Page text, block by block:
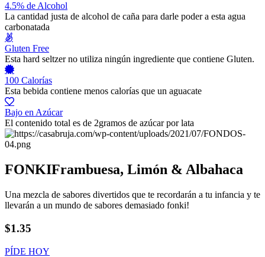
4.5% de Alcohol
La cantidad justa de alcohol de caña para darle poder a esta agua
carbonatada
Gluten Free
Esta hard seltzer no utiliza ningún ingrediente que contiene Gluten.
100 Calorías
Esta bebida contiene menos calorías que un aguacate
Bajo en Azúcar
El contenido total es de 2gramos de azúcar por lata
FONKIFrambuesa, Limón & Albahaca
Una mezcla de sabores divertidos que te recordarán a tu infancia y te
llevarán a un mundo de sabores demasiado fonki!
$1.35
PÍDE HOY